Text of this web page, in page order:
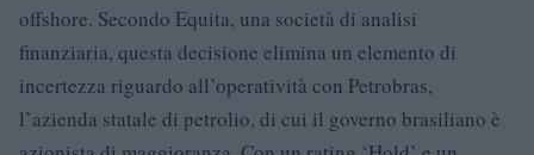
offshore. Secondo Equita, una società di analisi
finanziaria, questa decisione elimina un elemento di
incertezza riguardo all’operatività con Petrobras,
l’azienda statale di petrolio, di cui il governo brasiliano è